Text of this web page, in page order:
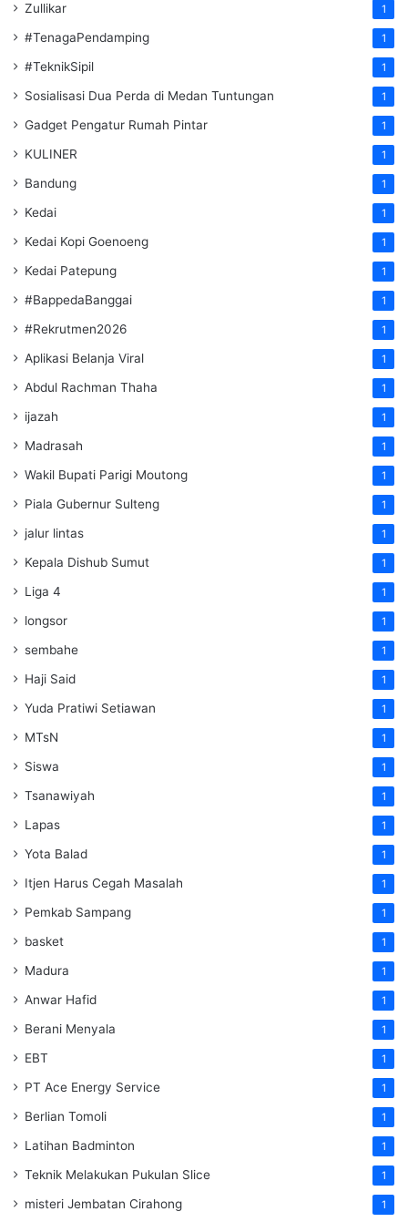
Zullikar 1
#TenagaPendamping 1
#TeknikSipil 1
Sosialisasi Dua Perda di Medan Tuntungan 1
Gadget Pengatur Rumah Pintar 1
KULINER 1
Bandung 1
Kedai 1
Kedai Kopi Goenoeng 1
Kedai Patepung 1
#BappedaBanggai 1
#Rekrutmen2026 1
Aplikasi Belanja Viral 1
Abdul Rachman Thaha 1
ijazah 1
Madrasah 1
Wakil Bupati Parigi Moutong 1
Piala Gubernur Sulteng 1
jalur lintas 1
Kepala Dishub Sumut 1
Liga 4 1
longsor 1
sembahe 1
Haji Said 1
Yuda Pratiwi Setiawan 1
MTsN 1
Siswa 1
Tsanawiyah 1
Lapas 1
Yota Balad 1
Itjen Harus Cegah Masalah 1
Pemkab Sampang 1
basket 1
Madura 1
Anwar Hafid 1
Berani Menyala 1
EBT 1
PT Ace Energy Service 1
Berlian Tomoli 1
Latihan Badminton 1
Teknik Melakukan Pukulan Slice 1
misteri Jembatan Cirahong 1